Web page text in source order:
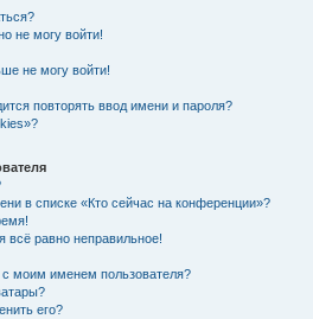
не могу войти!
не могу войти!
повторять ввод имени и пароля?
в списке «Кто сейчас на конференции»?
всё равно неправильное!
моим именем пользователя?
его?